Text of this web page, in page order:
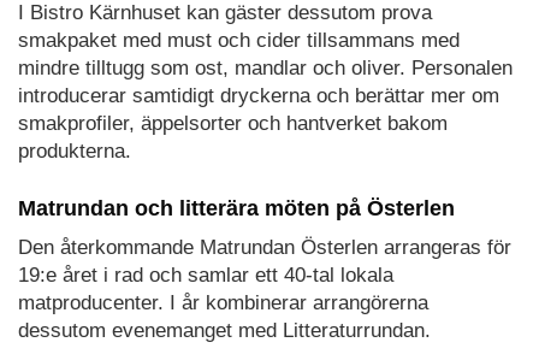
I Bistro Kärnhuset kan gäster dessutom prova
smakpaket med must och cider tillsammans med
mindre tilltugg som ost, mandlar och oliver. Personalen
introducerar samtidigt dryckerna och berättar mer om
smakprofiler, äppelsorter och hantverket bakom
produkterna.
Matrundan och litterära möten på Österlen
Den återkommande Matrundan Österlen arrangeras för
19:e året i rad och samlar ett 40-tal lokala
matproducenter. I år kombinerar arrangörerna
dessutom evenemanget med Litteraturrundan.